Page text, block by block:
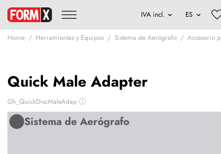
Home Herramientas y Equipos Sistema de Aerógrafo Accesorio
Quick Male Adapter
Gh_QuickDiscMaleAdap ⓘ
Sistema de Aerógrafo